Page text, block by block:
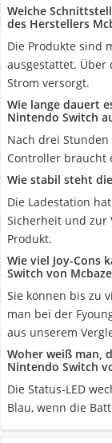
Welche
des Herstellers
Die Produkte sind
ausgestattet. Über
Strom versorgt.
Wie lange dauert
Nintendo Switch
Nach drei Stunden
Controller braucht
Wie stabil steht
Die Ladestation
Sicherheit und zur
Produkt.
Wie viel Joy-Cons
Switch von
Sie können bis zu
man bei der
aus unserem
Woher weiß man,
Nintendo Switch
Die Status-LED
Blau, wenn die